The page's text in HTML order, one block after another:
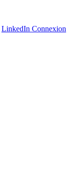
LinkedIn Connexion